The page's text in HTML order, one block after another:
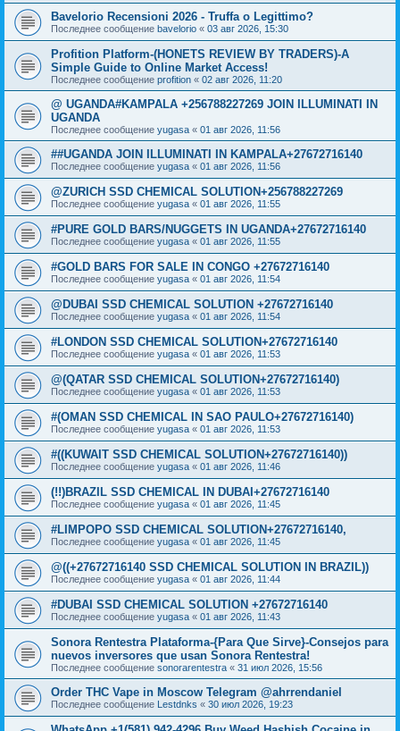
Bavelorio Recensioni 2026 - Truffa o Legittimo?
Последнее сообщение bavelorio « 03 авг 2026, 15:30
Profition Platform-(HONETS REVIEW BY TRADERS)-A
Simple Guide to Online Market Access!
Последнее сообщение profition « 02 авг 2026, 11:20
@ UGANDA#KAMPALA +256788227269 JOIN ILLUMINATI IN
UGANDA
Последнее сообщение yugasa « 01 авг 2026, 11:56
##UGANDA JOIN ILLUMINATI IN KAMPALA+27672716140
Последнее сообщение yugasa « 01 авг 2026, 11:56
@ZURICH SSD CHEMICAL SOLUTION+256788227269
Последнее сообщение yugasa « 01 авг 2026, 11:55
#PURE GOLD BARS/NUGGETS IN UGANDA+27672716140
Последнее сообщение yugasa « 01 авг 2026, 11:55
#GOLD BARS FOR SALE IN CONGO +27672716140
Последнее сообщение yugasa « 01 авг 2026, 11:54
@DUBAI SSD CHEMICAL SOLUTION +27672716140
Последнее сообщение yugasa « 01 авг 2026, 11:54
#LONDON SSD CHEMICAL SOLUTION+27672716140
Последнее сообщение yugasa « 01 авг 2026, 11:53
@(QATAR SSD CHEMICAL SOLUTION+27672716140)
Последнее сообщение yugasa « 01 авг 2026, 11:53
#(OMAN SSD CHEMICAL IN SAO PAULO+27672716140)
Последнее сообщение yugasa « 01 авг 2026, 11:53
#((KUWAIT SSD CHEMICAL SOLUTION+27672716140))
Последнее сообщение yugasa « 01 авг 2026, 11:46
(!!)BRAZIL SSD CHEMICAL IN DUBAI+27672716140
Последнее сообщение yugasa « 01 авг 2026, 11:45
#LIMPOPO SSD CHEMICAL SOLUTION+27672716140,
Последнее сообщение yugasa « 01 авг 2026, 11:45
@((+27672716140 SSD CHEMICAL SOLUTION IN BRAZIL))
Последнее сообщение yugasa « 01 авг 2026, 11:44
#DUBAI SSD CHEMICAL SOLUTION +27672716140
Последнее сообщение yugasa « 01 авг 2026, 11:43
Sonora Rentestra Plataforma-{Para Que Sirve}-Consejos para
nuevos inversores que usan Sonora Rentestra!
Последнее сообщение sonorarentestra « 31 июл 2026, 15:56
Order THC Vape in Moscow Telegram @ahrrendaniel
Последнее сообщение Lestdnks « 30 июл 2026, 19:23